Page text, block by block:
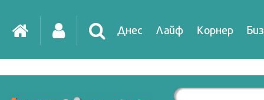
Днес Лайф Корнер
DirTV Impressio